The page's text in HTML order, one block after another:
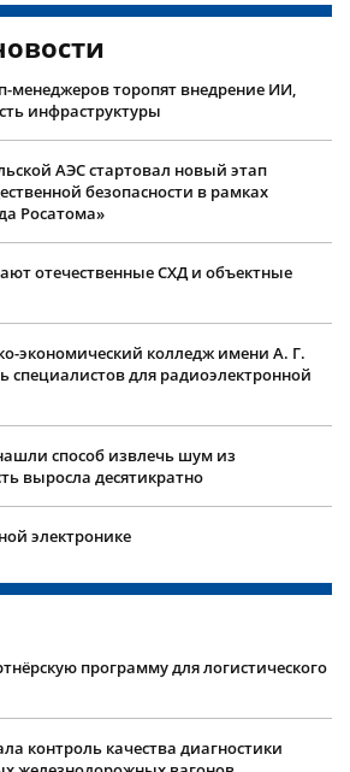
менеджеров торопят внедрение ИИ,
инфраструктуры
АЭС стартовал новый этап
безопасности в рамках
Росатома»
отечественные СХД и объектные
экономический колледж имени А. Г.
специалистов для радиоэлектронной
способ извлечь шум из
выросла десятикратно
электронике
программу для логистического
контроль качества диагностики